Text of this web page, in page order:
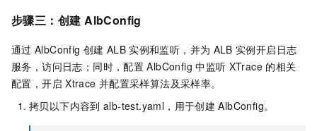
步骤三：创建 AlbConfig
通过 AlbConfig 创建 ALB 实例和监听，并为 ALB 实例开启日志
服务，访问日志；同时，配置 AlbConfig 中监听 XTrace 的相关
配置，开启 Xtrace 并配置采样算法及采样率。
拷贝以下内容到 alb-test.yaml，用于创建 AlbConfig。